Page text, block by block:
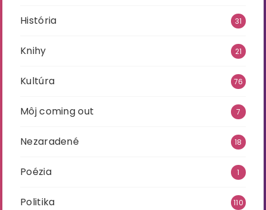
História 31
Knihy 21
Kultúra 76
Môj coming out 7
Nezaradené 18
Poézia 1
Politika 110